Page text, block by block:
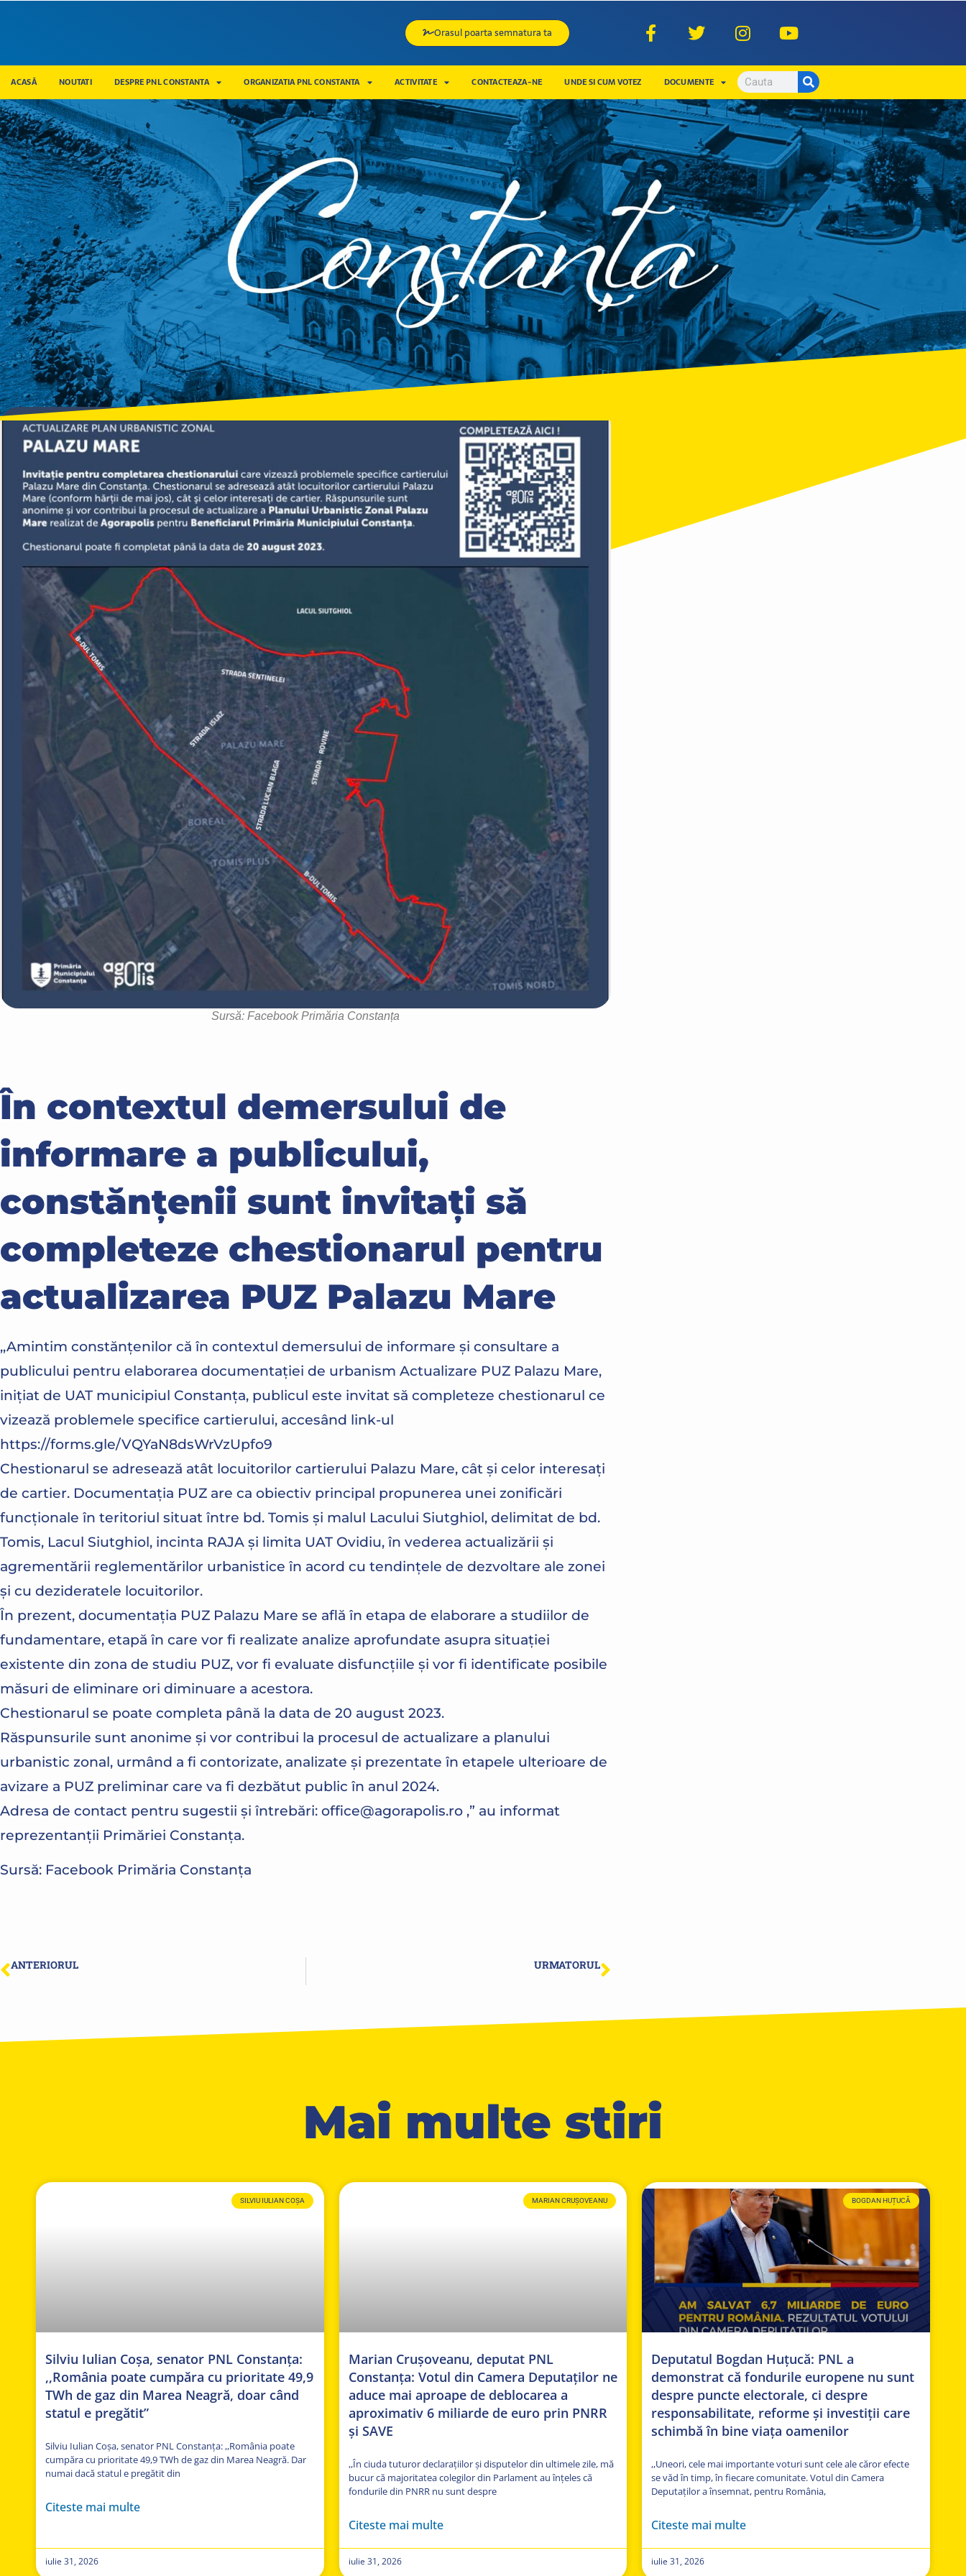
Orasul poarta semnatura ta
ACASĂ NOUTATI DESPRE PNL CONSTANTA ORGANIZATIA PNL CONSTANTA ACTIVITATE CONTACTEAZA-NE UNDE SI CUM VOTEZ DOCUMENTE
Sursă: Facebook Primăria Constanța
În contextul demersului de
informare a publicului,
constănțenii sunt invitați să
completeze chestionarul pentru
actualizarea PUZ Palazu Mare
,,Amintim constănțenilor că în contextul demersului de informare și consultare a
publicului pentru elaborarea documentației de urbanism Actualizare PUZ Palazu Mare,
inițiat de UAT municipiul Constanța, publicul este invitat să completeze chestionarul ce
vizează problemele specifice cartierului, accesând link-ul
https://forms.gle/VQYaN8dsWrVzUpfo9
Chestionarul se adresează atât locuitorilor cartierului Palazu Mare, cât şi celor interesaţi
de cartier. Documentația PUZ are ca obiectiv principal propunerea unei zonificări
funcționale în teritoriul situat între bd. Tomis și malul Lacului Siutghiol, delimitat de bd.
Tomis, Lacul Siutghiol, incinta RAJA și limita UAT Ovidiu, în vederea actualizării și
agrementării reglementărilor urbanistice în acord cu tendințele de dezvoltare ale zonei
și cu dezideratele locuitorilor.
În prezent, documentația PUZ Palazu Mare se află în etapa de elaborare a studiilor de
fundamentare, etapă în care vor fi realizate analize aprofundate asupra situației
existente din zona de studiu PUZ, vor fi evaluate disfuncțiile și vor fi identificate posibile
măsuri de eliminare ori diminuare a acestora.
Chestionarul se poate completa până la data de 20 august 2023.
Răspunsurile sunt anonime și vor contribui la procesul de actualizare a planului
urbanistic zonal, urmând a fi contorizate, analizate și prezentate în etapele ulterioare de
avizare a PUZ preliminar care va fi dezbătut public în anul 2024.
Adresa de contact pentru sugestii şi întrebări: office@agorapolis.ro ,” au informat
reprezentanții Primăriei Constanța.
Sursă: Facebook Primăria Constanța
ANTERIORUL URMATORUL
Mai multe stiri
SILVIU IULIAN COȘA
Silviu Iulian Coșa, senator PNL Constanța:
,,România poate cumpăra cu prioritate 49,9
TWh de gaz din Marea Neagră, doar când
statul e pregătit”
Silviu Iulian Coșa, senator PNL Constanța: ,,România poate
cumpăra cu prioritate 49,9 TWh de gaz din Marea Neagră. Dar
numai dacă statul e pregătit din
Citeste mai multe
iulie 31, 2026
MARIAN CRUȘOVEANU
Marian Crușoveanu, deputat PNL
Constanța: Votul din Camera Deputaților ne
aduce mai aproape de deblocarea a
aproximativ 6 miliarde de euro prin PNRR
și SAVE
,,În ciuda tuturor declarațiilor și disputelor din ultimele zile, mă
bucur că majoritatea colegilor din Parlament au înțeles că
fondurile din PNRR nu sunt despre
Citeste mai multe
iulie 31, 2026
BOGDAN HUȚUCĂ
Deputatul Bogdan Huțucă: PNL a
demonstrat că fondurile europene nu sunt
despre puncte electorale, ci despre
responsabilitate, reforme și investiții care
schimbă în bine viața oamenilor
,,Uneori, cele mai importante voturi sunt cele ale căror efecte
se văd în timp, în fiecare comunitate. Votul din Camera
Deputaților a însemnat, pentru România,
Citeste mai multe
iulie 31, 2026